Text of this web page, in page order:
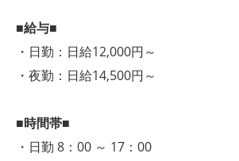
■給与■
・日勤：日給12,000円～
・夜勤：日給14,500円～
■時間帯■
・日勤 8：00 ～ 17：00